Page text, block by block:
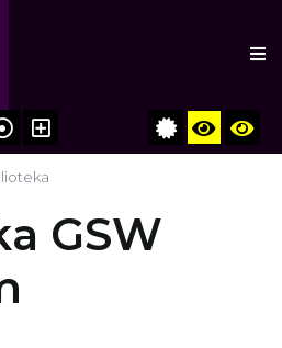
GSW